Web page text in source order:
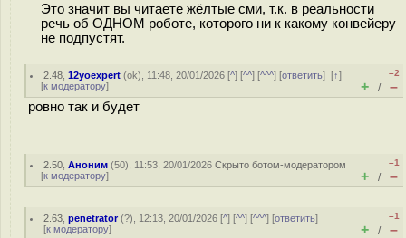
Это значит вы читаете жёлтые сми, т.к. в реальности
речь об ОДНОМ роботе, которого ни к какому конвейеру
не подпустят.
2.48 ,12yoexpert (ok), 11:48, 20/01/2026 [^] [^^] [^^^] [ответить][↑]
[к модератору]
–2
+ / –
ровно так и будет
2.50 ,Аноним (50), 11:53, 20/01/2026Скрыто ботом-модератором
[к модератору]
–1
+ / –
2.63 ,penetrator(?), 12:13, 20/01/2026 [^] [^^] [^^^] [ответить]
[к модератору]
–1
+ / –